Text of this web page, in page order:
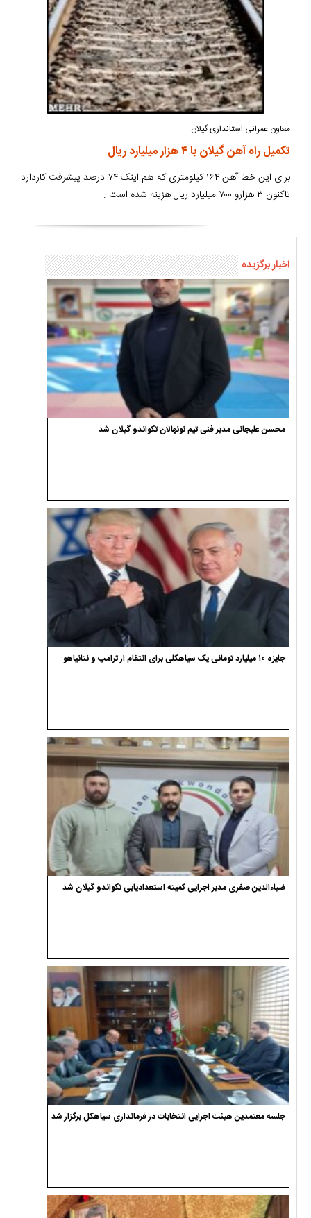
معاون عمرانی استانداری گیلان
تکمیل راه آهن گیلان با ۴ هزار میلیارد ریال
برای این خط آهن ۱۶۴ کیلومتری که هم اینک ۷۴ درصد پیشرفت کاردارد
تاکنون ۳ هزارو ۷۰۰ میلیارد ریال هزینه شده است .
اخبار برگزیده
محسن علیجانی مدیر فنی تیم نونهالان تکواندو گیلان شد
جایزه ۱۰ میلیارد تومانی یک سیاهکلی برای انتقام از ترامپ و نتانیاهو
ضیاءالدین صفری مدیر اجرایی کمیته استعدادیابی تکواندو گیلان شد
جلسه معتمدین هیئت اجرایی انتخابات در فرمانداری سیاهکل برگزار شد